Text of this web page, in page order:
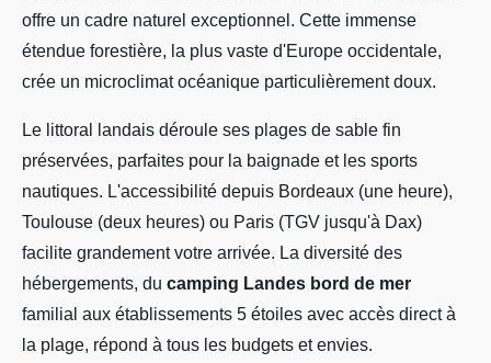
offre un cadre naturel exceptionnel. Cette immense
étendue forestière, la plus vaste d'Europe occidentale,
crée un microclimat océanique particulièrement doux.
Le littoral landais déroule ses plages de sable fin
préservées, parfaites pour la baignade et les sports
nautiques. L'accessibilité depuis Bordeaux (une heure),
Toulouse (deux heures) ou Paris (TGV jusqu'à Dax)
facilite grandement votre arrivée. La diversité des
hébergements, du camping Landes bord de mer
familial aux établissements 5 étoiles avec accès direct à
la plage, répond à tous les budgets et envies.